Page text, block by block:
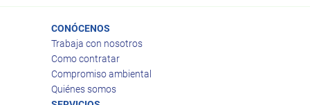
CONÓCENOS
Trabaja con nosotros
Como contratar
Compromiso ambiental
Quiénes somos